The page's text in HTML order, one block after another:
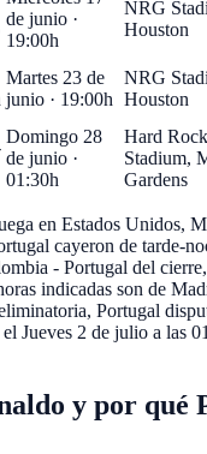
de junio ·
19:00h
NRG
Houston
Martes 23 de
junio · 19:00h
NRG
Houston
Domingo 28
de junio ·
01:30h
Hard Rock
Stadium,
Gardens
en Estados Unidos,
cayeron de tarde-
- Portugal del cierre,
indicadas son de
Portugal
Jueves 2 de julio a las
y por qué